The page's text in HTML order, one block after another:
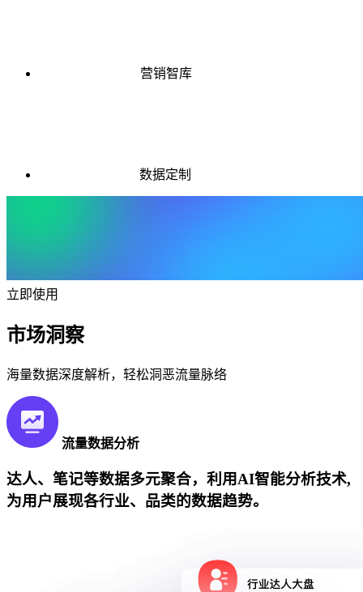
营销智库
数据定制
立即使用
市场洞察
海量数据深度解析，轻松洞恶流量脉络
流量数据分析
达人、笔记等数据多元聚合，利用AI智能分析技术,
为用户展现各行业、品类的数据趋势。